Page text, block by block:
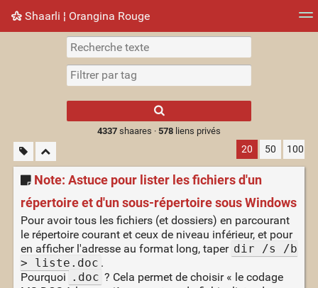
Shaarli ¦ Orangina Rouge
Nuage de tags Mur d'images
results.
4337shaares · 578liens privés
20 50 100
Note: Astuce pour lister les fichiers d'un
répertoire et d'un sous-répertoire sous Windows
Pour avoir tous les fichiers (et dossiers) en parcourant
le répertoire courant et ceux de niveau inférieur, et pour
en afficher l'adresse au format long, taper dir /s /b
> liste.doc .
Pourquoi .doc ? Cela permet de choisir « le codage